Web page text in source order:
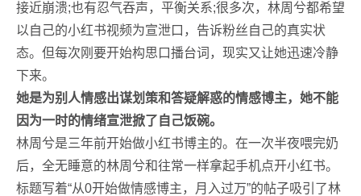
接近崩溃;也有忍气吞声，平衡关系;很多次，林周兮都希望
以自己的小红书视频为宣泄口，告诉粉丝自己的真实状
态。但每次刚要开始构思口播台词，现实又让她迅速冷静
下来。
她是为别人情感出谋划策和答疑解惑的情感博主，她不能
因为一时的情绪宣泄掀了自己饭碗。
林周兮是三年前开始做小红书博主的。在一次半夜喂完奶
后，全无睡意的林周兮和往常一样拿起手机点开小红书。
标题写着“从0开始做情感博主，月入过万”的帖子吸引了林